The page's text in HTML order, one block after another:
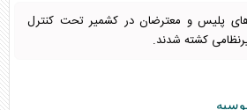
پلیس و معترضان در کشمیر تحت کنترل
کشته شدند.